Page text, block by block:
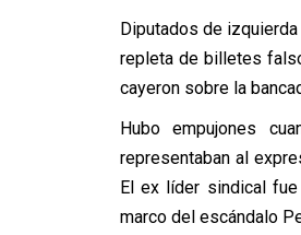
Diputados de
repleta de billetes
cayeron sobre la
Hubo empujones
representaban al
El ex líder sindical
marco del escándalo